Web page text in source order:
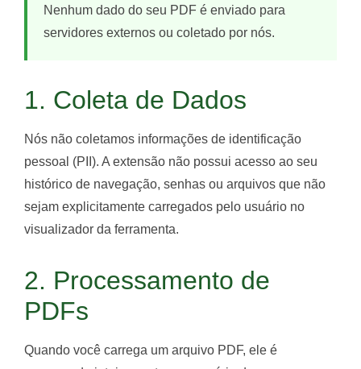
Nenhum dado do seu PDF é enviado para
servidores externos ou coletado por nós.
1. Coleta de Dados
Nós não coletamos informações de identificação
pessoal (PII). A extensão não possui acesso ao seu
histórico de navegação, senhas ou arquivos que não
sejam explicitamente carregados pelo usuário no
visualizador da ferramenta.
2. Processamento de
PDFs
Quando você carrega um arquivo PDF, ele é